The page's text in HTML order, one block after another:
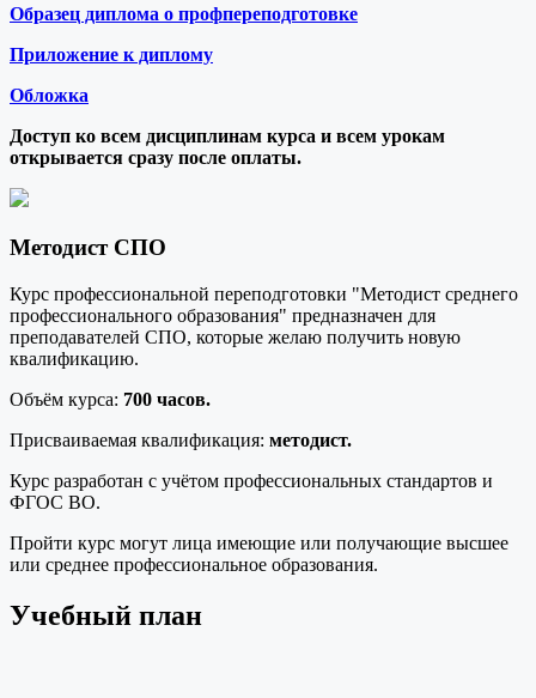
Образец диплома о профпереподготовке
Приложение к диплому
Обложка
Доступ ко всем дисциплинам курса и всем урокам
открывается сразу после оплаты.
Методист СПО
Курс профессиональной переподготовки "Методист среднего
профессионального образования" предназначен для
преподавателей СПО, которые желаю получить новую
квалификацию.
Объём курса: 700 часов.
Присваиваемая квалификация: методист.
Курс разработан с учётом профессиональных стандартов и
ФГОС ВО.
Пройти курс могут лица имеющие или получающие высшее
или среднее профессиональное образования.
Учебный план